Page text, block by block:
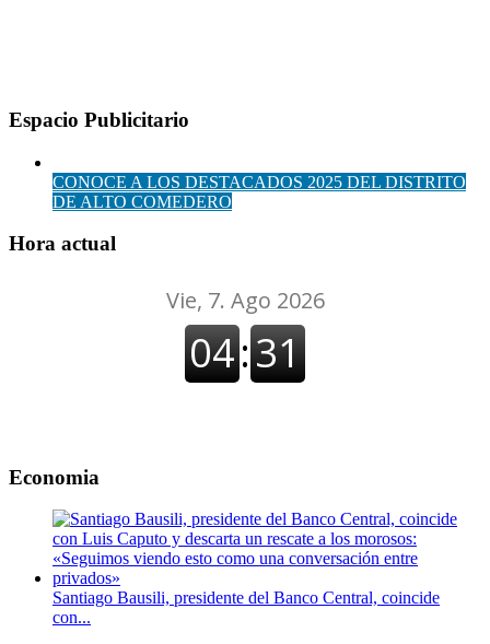
Espacio Publicitario
CONOCE A LOS DESTACADOS 2025 DEL DISTRITO
DE ALTO COMEDERO
Hora actual
Economia
Santiago Bausili, presidente del Banco Central, coincide
con...